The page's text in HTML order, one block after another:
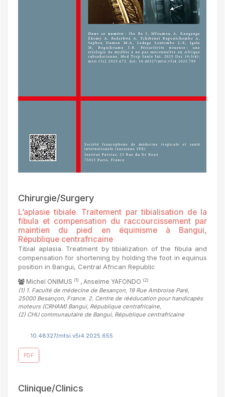
Chirurgie/Surgery
L’aplasie tibiale. Traitement par tibialisation de la
fibula et compensation du raccourcissement par
maintien du pied en équinisme à Bangui,
République centrafricaine
Tibial aplasia. Treatment by tibialization of the fibula and
compensation for shortening by holding the foot in equinus
position in Bangui, Central African Republic
Michel ONIMUS (1) , Anselme YAFONDO (2)
(1) 1. Faculté de médecine de Besançon, 19 Rue Ambroise Paré,
25000 Besançon, France. 2. Centre de rééducation pour handicapés
moteurs (CRHAM) Bangui, République centrafricaine,
(2) CHU communautaire de Bangui, République centrafricaine
10.48327/mtsi.v5i4.2025.655
PDF
Clinique/Clinics